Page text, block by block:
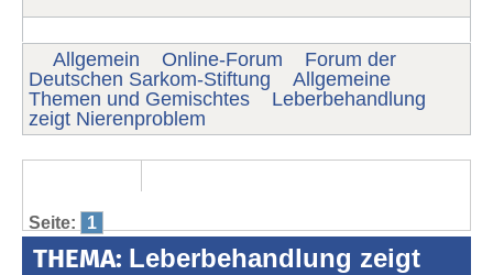
Allgemein Online-Forum
Forum der
Deutschen Sarkom-Stiftung
Allgemeine
Themen und Gemischtes
Leberbehandlung
zeigt Nierenproblem
Seite: 1
THEMA: Leberbehandlung zeigt